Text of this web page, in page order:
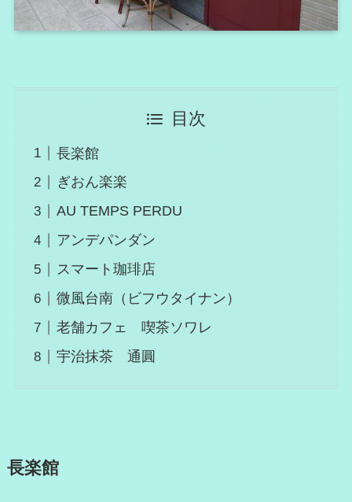
目次
長楽館
ぎおん楽楽
AU TEMPS PERDU
アンデパンダン
スマート珈琲店
微風台南（ビフウタイナン）
老舗カフェ 喫茶ソワレ
宇治抹茶 通圓
長楽館